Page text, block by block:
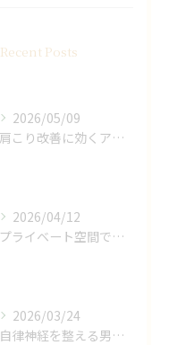
Recent Posts
2026/05/09
肩こり改善に効くアロマリンパの手技と効果
2026/04/12
プライベート空間で極上アロマリンパケアの効果
2026/03/24
自律神経を整える男性オイルマッサージ